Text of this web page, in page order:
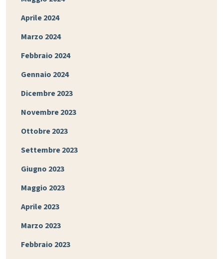
Aprile 2024
Marzo 2024
Febbraio 2024
Gennaio 2024
Dicembre 2023
Novembre 2023
Ottobre 2023
Settembre 2023
Giugno 2023
Maggio 2023
Aprile 2023
Marzo 2023
Febbraio 2023